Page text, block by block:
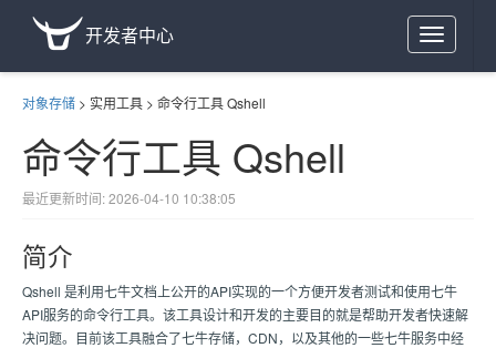
Toggle
navigation
开发者中心
对象存储 > 实用工具 > 命令行工具 Qshell
命令行工具 Qshell
最近更新时间: 2026-04-10 10:38:05
简介
Qshell 是利用七牛文档上公开的API实现的一个方便开发者测试和使用七牛
API服务的命令行工具。该工具设计和开发的主要目的就是帮助开发者快速解
决问题。目前该工具融合了七牛存储，CDN，以及其他的一些七牛服务中经